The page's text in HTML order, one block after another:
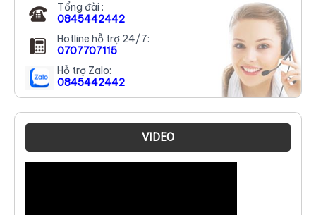
Tổng đài :
0845442442
Hotline hỗ trợ 24/7:
0707707115
Hỗ trợ Zalo:
0845442442
VIDEO